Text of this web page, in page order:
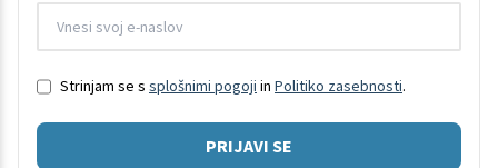
Strinjam se s splošnimi pogoji in Politiko zasebnosti.
PRIJAVI SE